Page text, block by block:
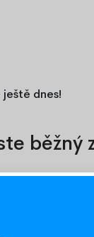
dnes!
běžný
slevy pro
zásobit